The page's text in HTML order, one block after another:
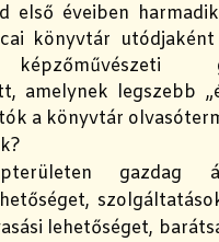
első éveiben
könyvtár utódjaként
amelynek legszebb
a könyvtár
gazdag
lehetőséget,